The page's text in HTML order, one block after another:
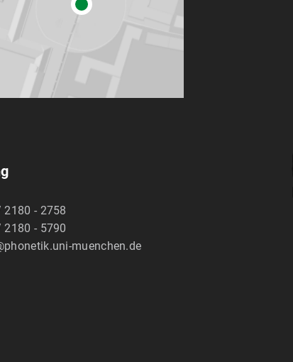
- 2758
- 5790
muenchen.de